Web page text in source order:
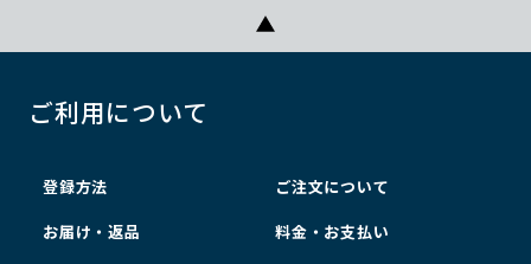
ご利用について
登録方法 ご注文について
お届け・返品 料金・お支払い